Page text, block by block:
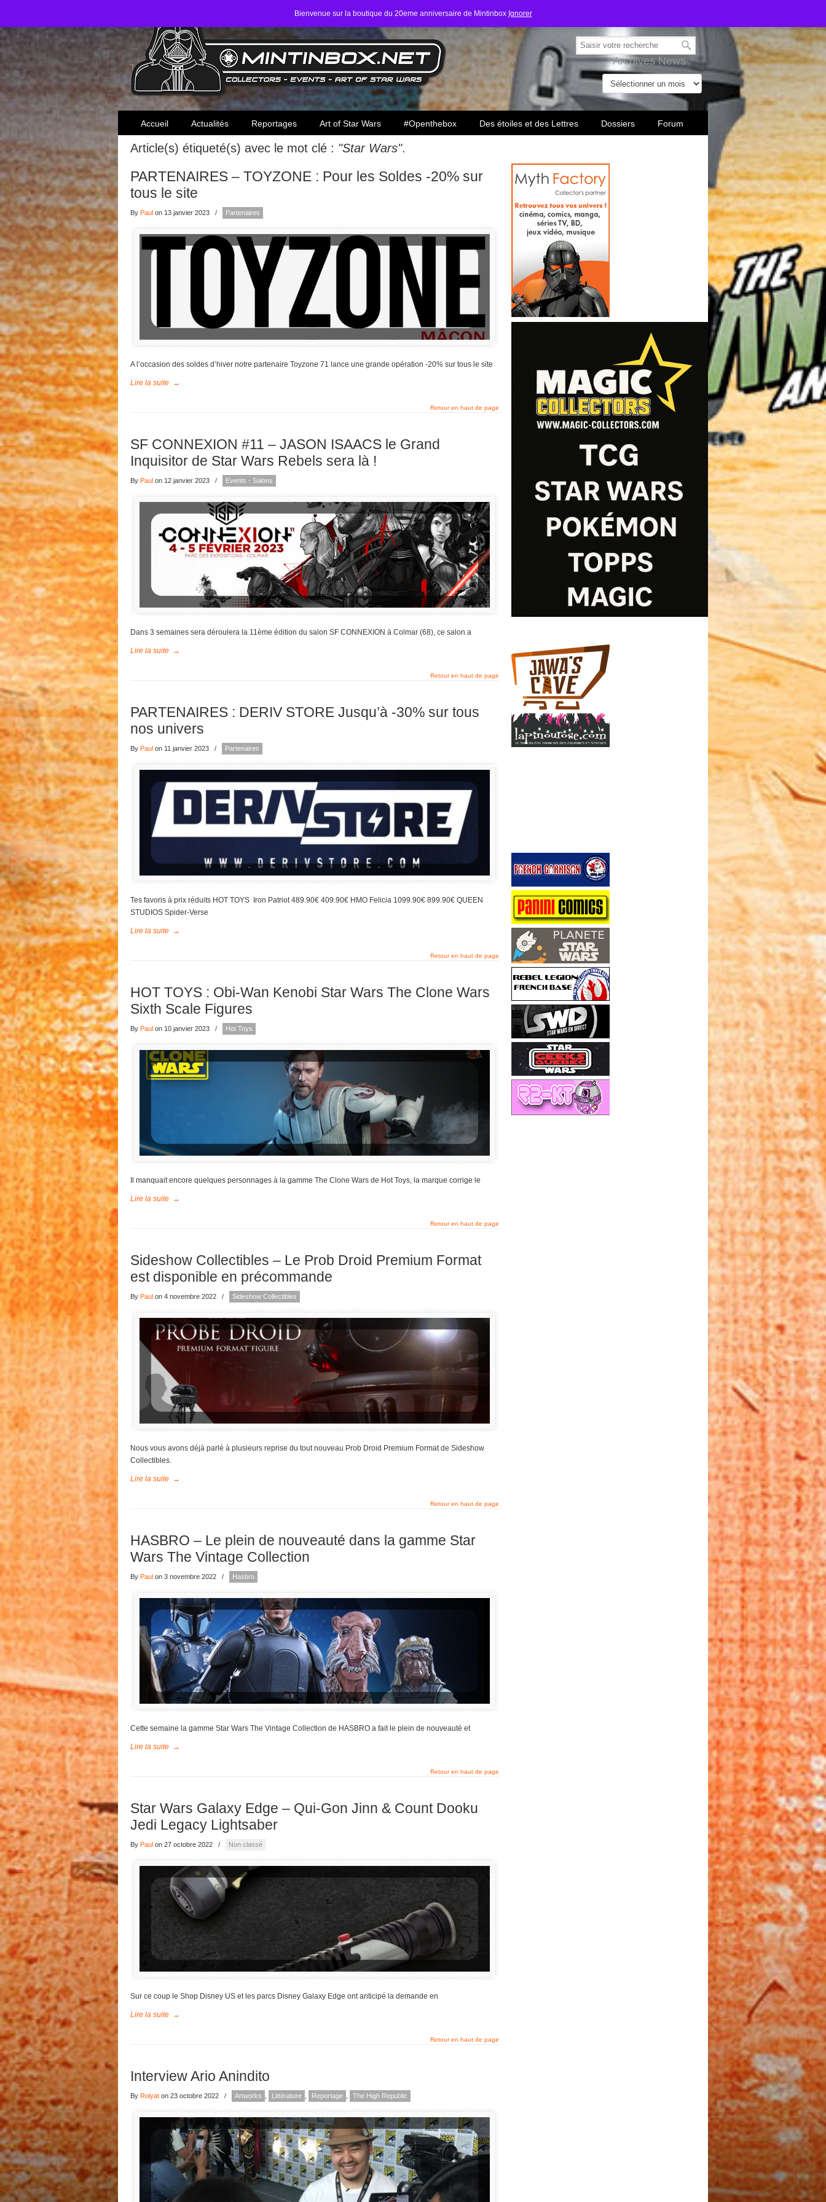
Bienvenue sur la boutique du 20eme anniversaire de Mintinbox Ignorer
Toute l'actualité des collectionneurs Star Wars
Archives News
Accueil Actualités Reportages Art of Star Wars #Openthebox Des étoiles et des Lettres Dossiers Forum
Article(s) étiqueté(s) avec le mot clé : "Star Wars".
PARTENAIRES – TOYZONE : Pour les Soldes -20% sur
tous le site
By Paul on 13 janvier 2023 / Partenaires
A l’occasion des soldes d’hiver notre partenaire Toyzone 71 lance une grande opération -20% sur tous le site
Lire la suite →
Retour en haut de page
SF CONNEXION #11 – JASON ISAACS le Grand
Inquisitor de Star Wars Rebels sera là !
By Paul on 12 janvier 2023 / Events - Salons
Dans 3 semaines sera déroulera la 11ème édition du salon SF CONNEXION à Colmar (68), ce salon a
Lire la suite →
Retour en haut de page
PARTENAIRES : DERIV STORE Jusqu’à -30% sur tous
nos univers
By Paul on 11 janvier 2023 / Partenaires
Tes favoris à prix réduits HOT TOYS Iron Patriot 489.90€ 409.90€ HMO Felicia 1099.90€ 899.90€ QUEEN
STUDIOS Spider-Verse
Lire la suite →
Retour en haut de page
HOT TOYS : Obi-Wan Kenobi Star Wars The Clone Wars
Sixth Scale Figures
By Paul on 10 janvier 2023 / Hot Toys
Il manquait encore quelques personnages à la gamme The Clone Wars de Hot Toys, la marque corrige le
Lire la suite →
Retour en haut de page
Sideshow Collectibles – Le Prob Droid Premium Format
est disponible en précommande
By Paul on 4 novembre 2022 / Sideshow Collectibles
Nous vous avons déjà parlé à plusieurs reprise du tout nouveau Prob Droid Premium Format de Sideshow
Collectibles.
Lire la suite →
Retour en haut de page
HASBRO – Le plein de nouveauté dans la gamme Star
Wars The Vintage Collection
By Paul on 3 novembre 2022 / Hasbro
Cette semaine la gamme Star Wars The Vintage Collection de HASBRO a fait le plein de nouveauté et
Lire la suite →
Retour en haut de page
Star Wars Galaxy Edge – Qui-Gon Jinn & Count Dooku
Jedi Legacy Lightsaber
By Paul on 27 octobre 2022 / Non classé
Sur ce coup le Shop Disney US et les parcs Disney Galaxy Edge ont anticipé la demande en
Lire la suite →
Retour en haut de page
Interview Ario Anindito
By Rolyat on 23 octobre 2022 / Artworks Littérature Reportage The High Republic